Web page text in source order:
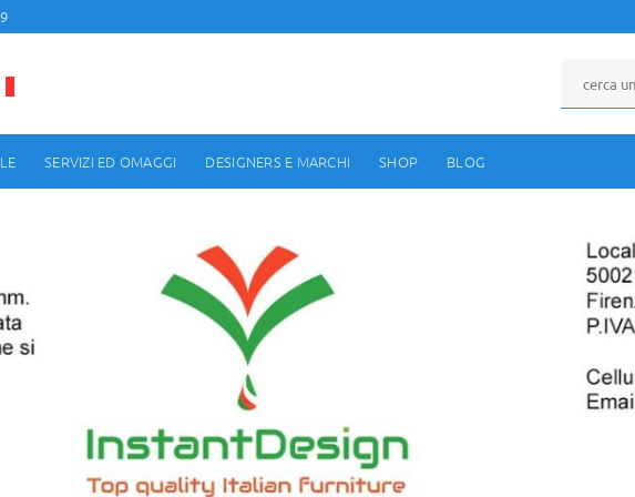
SERVIZI ED OMAGGI DESIGNERS E MARCHI SHOP BLOG